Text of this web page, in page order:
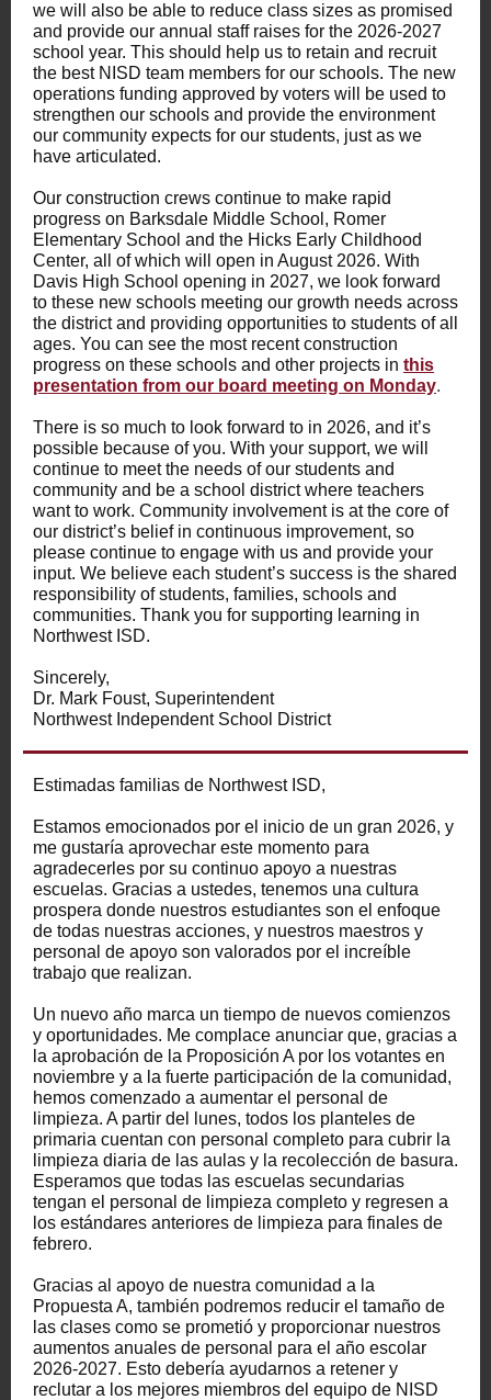
we will also be able to reduce class sizes as promised
and provide our annual staff raises for the 2026-2027
school year. This should help us to retain and recruit
the best NISD team members for our schools. The new
operations funding approved by voters will be used to
strengthen our schools and provide the environment
our community expects for our students, just as we
have articulated.
Our construction crews continue to make rapid
progress on Barksdale Middle School, Romer
Elementary School and the Hicks Early Childhood
Center, all of which will open in August 2026. With
Davis High School opening in 2027, we look forward
to these new schools meeting our growth needs across
the district and providing opportunities to students of all
ages. You can see the most recent construction
progress on these schools and other projects in this
presentation from our board meeting on Monday.
There is so much to look forward to in 2026, and it’s
possible because of you. With your support, we will
continue to meet the needs of our students and
community and be a school district where teachers
want to work. Community involvement is at the core of
our district’s belief in continuous improvement, so
please continue to engage with us and provide your
input. We believe each student’s success is the shared
responsibility of students, families, schools and
communities. Thank you for supporting learning in
Northwest ISD.
Sincerely,
Dr. Mark Foust, Superintendent
Northwest Independent School District
Estimadas familias de Northwest ISD,
Estamos emocionados por el inicio de un gran 2026, y
me gustaría aprovechar este momento para
agradecerles por su continuo apoyo a nuestras
escuelas. Gracias a ustedes, tenemos una cultura
prospera donde nuestros estudiantes son el enfoque
de todas nuestras acciones, y nuestros maestros y
personal de apoyo son valorados por el increíble
trabajo que realizan.
Un nuevo año marca un tiempo de nuevos comienzos
y oportunidades. Me complace anunciar que, gracias a
la aprobación de la Proposición A por los votantes en
noviembre y a la fuerte participación de la comunidad,
hemos comenzado a aumentar el personal de
limpieza. A partir del lunes, todos los planteles de
primaria cuentan con personal completo para cubrir la
limpieza diaria de las aulas y la recolección de basura.
Esperamos que todas las escuelas secundarias
tengan el personal de limpieza completo y regresen a
los estándares anteriores de limpieza para finales de
febrero.
Gracias al apoyo de nuestra comunidad a la
Propuesta A, también podremos reducir el tamaño de
las clases como se prometió y proporcionar nuestros
aumentos anuales de personal para el año escolar
2026-2027. Esto debería ayudarnos a retener y
reclutar a los mejores miembros del equipo de NISD